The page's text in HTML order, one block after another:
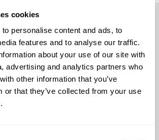
cookies
personalise content and ads, to
features and to analyse our traffic.
about your use of our site with
advertising and analytics partners who
other information that you’ve
or that they’ve collected from your use
forniranno una valutazione gratuita della